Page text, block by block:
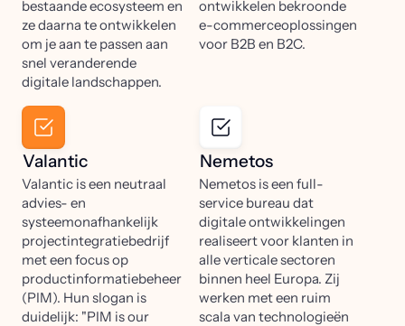
bestaande ecosysteem en
ze daarna te ontwikkelen
om je aan te passen aan
snel veranderende
digitale landschappen.
ontwikkelen bekroonde
e-commerceoplossingen
voor B2B en B2C.
Valantic
Valantic is een neutraal
advies- en
systeemonafhankelijk
projectintegratiebedrijf
met een focus op
productinformatiebeheer
(PIM). Hun slogan is
duidelijk: "PIM is our
Nemetos
Nemetos is een full-
service bureau dat
digitale ontwikkelingen
realiseert voor klanten in
alle verticale sectoren
binnen heel Europa. Zij
werken met een ruim
scala van technologieën